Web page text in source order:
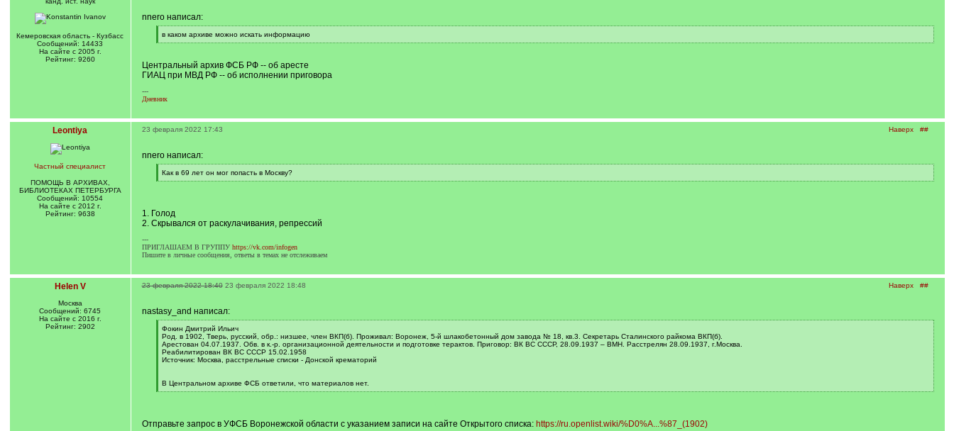
Кемеровская область - Кузбасс
Сообщений: 14433
На сайте с 2005 г.
Рейтинг: 9260
nnero написал:
[
q
в каком архиве можно искать информацию
[
]
Центральный архив ФСБ РФ -- об аресте
ГИАЦ при МВД РФ -- об исполнении приговора
---
Дневник
Leontiya
Частный специалист
ПОМОЩЬ В АРХИВАХ,
БИБЛИОТЕКАХ ПЕТЕРБУРГА
Сообщений: 10554
На сайте с 2012 г.
Рейтинг: 9638
Наверх ##
23 февраля 2022 17:43
nnero написал:
[
q
Как в 69 лет он мог попасть в Москву?
[
1. Голод
2. Скрывался от раскулачивания, репрессий
---
ПРИГЛАШАЕМ В ГРУППУ https://vk.com/infogen
Пишите в личные сообщения, ответы в темах не отслеживаем
Helen V
Москва
Сообщений: 6745
На сайте с 2016 г.
Рейтинг: 2902
Наверх ##
23 февраля 2022 18:40 23 февраля 2022 18:48
nastasy_and написал:
[
q
]
Фокин Дмитрий Ильич
Род. в 1902, Тверь, русский, обр.: низшее, член ВКП(б). Проживал: Воронеж, 5-й шлакобетонный дом завода № 18, кв.3. Секретарь Сталинского райкома ВКП(б).
Арестован 04.07.1937. Обв. в к.-р. организационной деятельности и подготовке терактов. Приговор: ВК ВС СССР, 28.09.1937 – ВМН. Расстрелян 28.09.1937, г.Москва.
Реабилитирован ВК ВС СССР 15.02.1958
Источник: Москва, расстрельные списки - Донской крематорий
В Центральном архиве ФСБ ответили, что материалов нет.
[
Отправьте запрос в УФСБ Воронежской области с указанием записи на сайте Открытого списка: https://ru.openlist.wiki/%D0%A...%87_(1902)